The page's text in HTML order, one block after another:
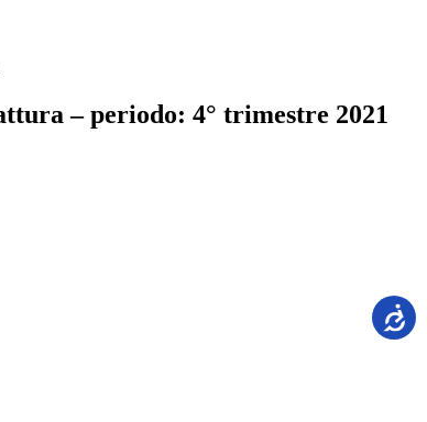
– periodo: 4° trimestre 2021